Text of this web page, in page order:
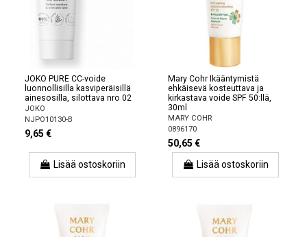
JOKO PURE CC-voide
luonnollisilla kasviperäisillä
ainesosilla, silottava nro 02
JOKO
NJPO10130-B
9,65 €
Lisää ostoskoriin
Mary Cohr Ikääntymistä
ehkäisevä kosteuttava ja
kirkastava voide SPF 50:llä,
30ml
MARY COHR
0896170
50,65 €
Lisää ostoskoriin